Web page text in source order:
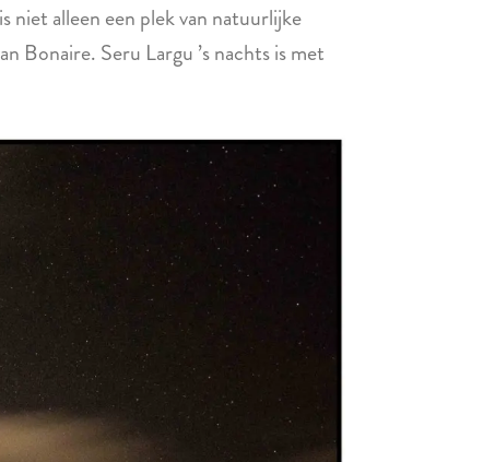
niet alleen een plek van natuurlijke
Bonaire. Seru Largu ’s nachts is met